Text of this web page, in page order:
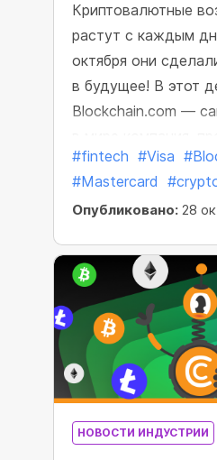
Криптовалютные
растут с каждым
октября они
в будущее! В этот
Blockchain.com —
финансовые услуги
криптовалюты —
Card.
#fintech #Visa
#Mastercard
Опубликовано: 28
НОВОСТИ ИНДУСТРИИ